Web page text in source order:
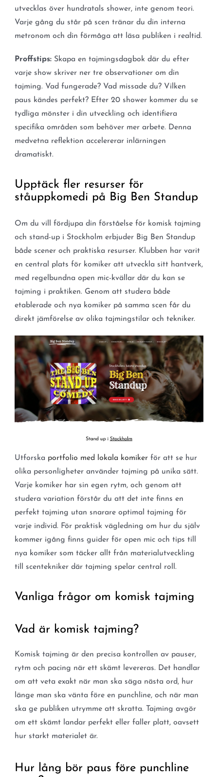
utvecklas över hundratals shower, inte genom teori.
Varje gång du står på scen tränar du din interna
metronom och din förmåga att läsa publiken i realtid.
Proffstips:Skapa en tajmingsdagbok där du efter
varje show skriver ner tre observationer om din
tajming. Vad fungerade? Vad missade du? Vilken
paus kändes perfekt? Efter 20 shower kommer du se
tydliga mönster i din utveckling och identifiera
specifika områden som behöver mer arbete. Denna
medvetna reflektion accelererar inlärningen
dramatiskt.
Upptäck fler resurser för
ståuppkomedi på Big Ben Standup
Om du vill fördjupa din förståelse för komisk tajming
och stand-up i Stockholm erbjuder Big Ben Standup
både scener och praktiska resurser. Klubben har varit
en central plats för komiker att utveckla sitt hantverk,
med regelbundna open mic-kvällar där du kan se
tajming i praktiken. Genom att studera både
etablerade och nya komiker på samma scen får du
direkt jämförelse av olika tajmingstilar och tekniker.
Utforska portfolio med lokala komikerför att se hur
olika personligheter använder tajming på unika sätt.
Varje komiker har sin egen rytm, och genom att
studera variation förstår du att det inte finns en
perfekt tajming utan snarare optimal tajming för
varje individ. För praktisk vägledning om hur du själv
kommer igång finns guider för open mic och tips till
nya komiker som täcker allt från materialutveckling
till scentekniker där tajming spelar central roll.
Vanliga frågor om komisk tajming
Vad är komisk tajming?
Komisk tajming är den precisa kontrollen av pauser,
rytm och pacing när ett skämt levereras. Det handlar
om att veta exakt när man ska säga nästa ord, hur
länge man ska vänta före en punchline, och när man
ska ge publiken utrymme att skratta. Tajming avgör
om ett skämt landar perfekt eller faller platt, oavsett
hur starkt materialet är.
Hur lång bör paus före punchline